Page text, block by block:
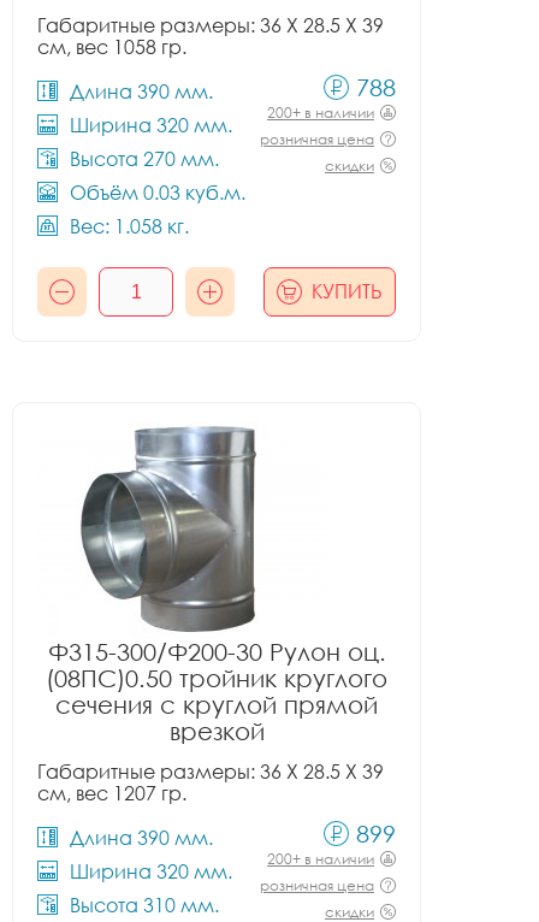
Габаритные размеры: 36 X 28.5 X 39
см, вес 1058 гр.
Длина 390 мм.
Ширина 320 мм.
Высота 270 мм.
Объём 0.03 куб.м.
Вес: 1.058 кг.
788
200+ в наличии
розничная цена
скидки
КУПИТЬ
Ф315-300/Ф200-30 Рулон оц.
(08ПС)0.50 тройник круглого
сечения с круглой прямой
врезкой
Габаритные размеры: 36 X 28.5 X 39
см, вес 1207 гр.
Длина 390 мм.
Ширина 320 мм.
Высота 310 мм.
899
200+ в наличии
розничная цена
скидки